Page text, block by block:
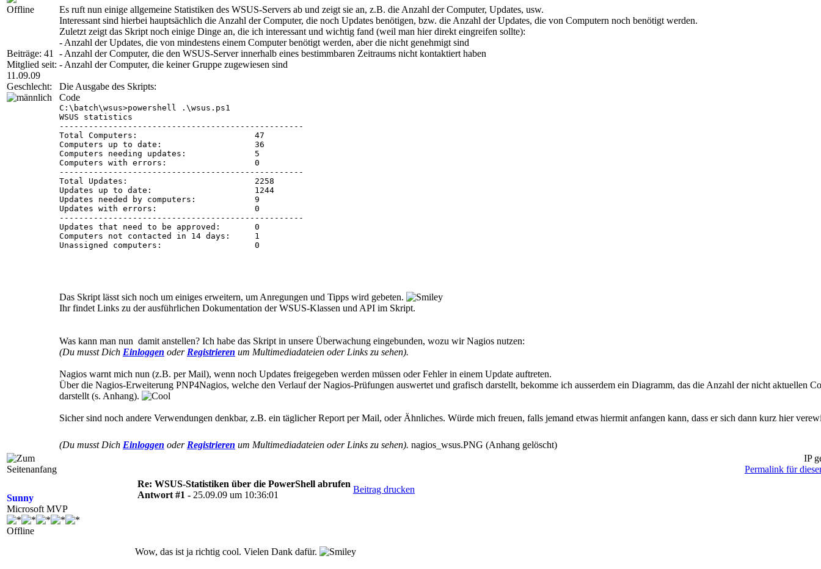
Offline
Beiträge: 41
Mitglied seit:
11.09.09
Geschlecht:
# connect to specified WSUS server
# see here for information of the IUpdateServer class
# -> http://msdn.microsoft.com/en-us/library/microsoft.updateservices.administration.iupdateserver(VS.85).aspx
$wsus = [Microsoft.UpdateServices.Administration.AdminProxy]::getUpdateServer($serverName, $useSecureConnection, $portNumber)
# get general status information
# see here for more infos about the properties of GetStatus()
# -> http://msdn.microsoft.com/en-us/library/microsoft.updateservices.administration.updateserverstatus_properties(VS.85).aspx
$totalComputers = $status.ComputerTargetCount
$computersUpToDate = $status.ComputersUpToDateCount
$computersNeedingUpdates = $status.ComputerTargetsNeedingUpdatesCount
$computersWithErrors = $status.ComputerTargetsWithUpdateErrorsCount
$totalUpdates = $status.UpdateCount
$updatesUpToDate = $status.UpdatesUpToDateCount
$updatesNeeded = $status.UpdatesNeededByComputersCount
$updatesWithErrors = $status.UpdatesWithClientErrorsCount
# needed, but not approved updates
$updateScope = new-object Microsoft.UpdateServices.Administration.UpdateScope
$updateScope.ApprovedStates = [Microsoft.UpdateServices.Administration.ApprovedStates]::NotApproved
$updateServerStatus = $wsus.GetUpdateStatus($updateScope, $False)
$updatesNeededByComputersNotApproved = $updateServerStatus.UpdatesNeededByComputersCount
# computers that did not contact the server in $daysBeforeWarn days
$timeSpan = new-object TimeSpan($daysBeforeWarn, 0, 0, 0)
$computersNotContacted = $wsus.GetComputersNotContactedSinceCount([DateTime]::UtcNow.Subtract($timeSpan))
# output
"Computers up to date:			$computersUpToDate"
"Computers needing updates:		$computersNeedingUpdates"
"--------------------------------------------------"
"Total Updates:				$totalUpdates"
"Updates up to date:			$updatesUpToDate"
"Updates needed by computers:		$updatesNeeded"
"--------------------------------------------------"
"Unassigned computers:			$computersNotAssigned"
Es ruft nun einige allgemeine Statistiken des WSUS-Servers ab und zeigt sie an, z.B. die Anzahl der Computer, Updates, usw.
Interessant sind hierbei hauptsächlich die Anzahl der Computer, die noch Updates benötigen, bzw. die Anzahl der Updates, die von Computern noch benötigt werden.
Zuletzt zeigt das Skript noch einige Dinge an, die ich interessant und wichtig fand (weil man hier direkt eingreifen sollte):
- Anzahl der Updates, die von mindestens einem Computer benötigt werden, aber die nicht genehmigt sind
- Anzahl der Computer, die den WSUS-Server innerhalb eines bestimmbaren Zeitraums nicht kontaktiert haben
- Anzahl der Computer, die keiner Gruppe zugewiesen sind
Die Ausgabe des Skripts:
Code
C:\batch\wsus>powershell .\wsus.ps1
WSUS statistics
--------------------------------------------------
Total Computers:                        47
Computers up to date:                   36
Computers needing updates:              5
Computers with errors:                  0
--------------------------------------------------
Total Updates:                          2258
Updates up to date:                     1244
Updates needed by computers:            9
Updates with errors:                    0
--------------------------------------------------
Updates that need to be approved:       0
Computers not contacted in 14 days:     1
Unassigned computers:                   0
Das Skript lässt sich noch um einiges erweitern, um Anregungen und Tipps wird gebeten.
Ihr findet Links zu der ausführlichen Dokumentation der WSUS-Klassen und API im Skript.
Was kann man nun damit anstellen? Ich habe das Skript in unsere Überwachung eingebunden, wozu wir Nagios nutzen:
(Du musst Dich Einloggen oder Registrieren um Multimediadateien oder Links zu sehen).
Nagios warnt mich nun (z.B. per Mail), wenn noch Updates freigegeben werden müssen oder Fehler in einem Update auftreten.
Über die Nagios-Erweiterung PNP4Nagios, welche den Verlauf der Nagios-Prüfungen auswertet und grafisch darstellt, bekomme ich ausserdem ein Diagramm, das die Anzahl der nicht aktuellen
darstellt (s. Anhang).
Sicher sind noch andere Verwendungen denkbar, z.B. ein täglicher Report per Mail, oder Ähnliches. Würde mich freuen, falls jemand etwas hiermit anfangen kann, dass er sich dann kurz hier
(Du musst Dich Einloggen oder Registrieren um Multimediadateien oder Links zu sehen). nagios_wsus.PNG (Anhang gelöscht)
IP
Permalink für
Sunny
Microsoft MVP
Offline
Re: WSUS-Statistiken über die PowerShell abrufen
Antwort #1 - 25.09.09 um 10:36:01
Beitrag drucken
Wow, das ist ja richtig cool. Vielen Dank dafür.